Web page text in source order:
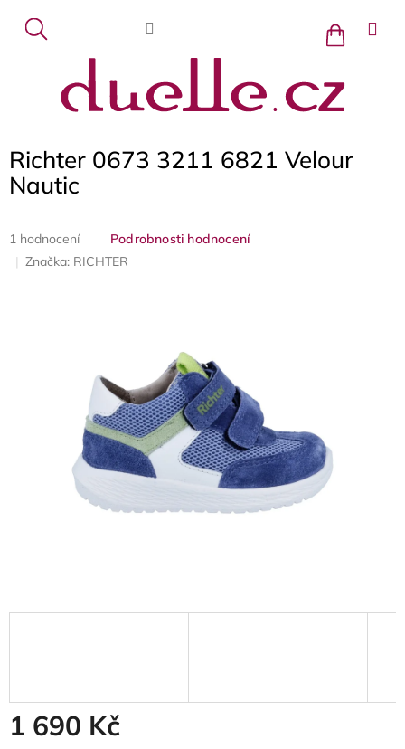
obsah
Nákupní
košík
Richter 0673 3211 6821 Velour
Nautic
Průměrné
produktu
1 hodnocení
Podrobnosti hodnocení
Značka: RICHTER
1 690 Kč